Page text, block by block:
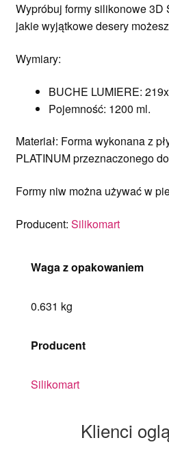
Wypróbuj formy silikonowe 3D
jakie wyjątkowe desery
Wymiary:
BUCHE LUMIERE:
Pojemność: 1200 ml.
Materiał: Forma wykonana z
PLATINUM przeznaczonego
Formy niw można używać w
Producent: Silikomart
Waga z opakowaniem
0.631 kg
Producent
Silikomart
Klienci